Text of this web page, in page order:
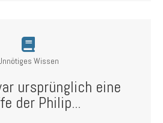
Wissen
ursprünglich eine
der Philip...